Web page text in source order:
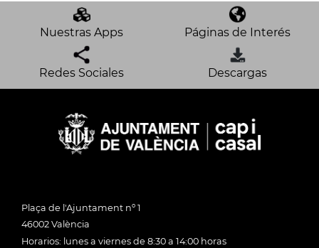
Nuestras Apps Páginas de Interés
Redes Sociales Descargas
Plaça de l'Ajuntament nº 1
46002 València
Horarios: lunes a viernes de 8:30 a 14:00 horas